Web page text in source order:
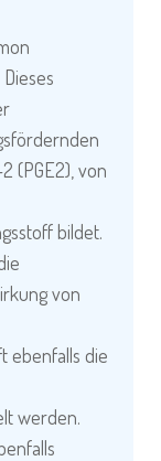
(PGE2), von
bildet.
von
ebenfalls die
werden.